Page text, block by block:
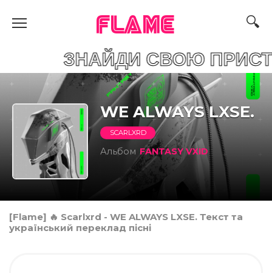
FLAME
СВОЮ
WE ALWAYS LXSE.
SCARLXRD
Альбом FANTASY VXID
[Flame] 🔥 Scarlxrd - WE ALWAYS LXSE. Текст та
український переклад пісні